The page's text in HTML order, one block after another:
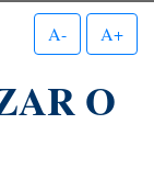
A- A+
O